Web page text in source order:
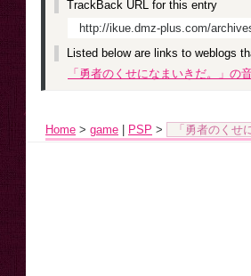
TrackBack URL for this entry
http://ikue.dmz-plus.com/
Listed below are links to weblogs
「勇者のくせになまいきだ。」の
Home > game PSP > 「勇者のくせ